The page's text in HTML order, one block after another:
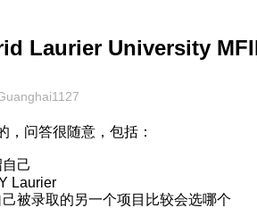
Laurier University
，问答很随意，包括：
己
Laurier
被录取的另一个项目比较会选哪个